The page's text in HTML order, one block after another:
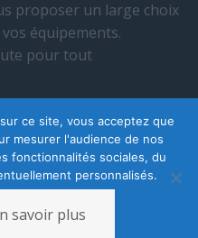
proposer un large choix
équipements.
pour tout
ce site, vous acceptez que
mesurer l'audience de nos
fonctionnalités sociales, du
personnalisés.
savoir plus